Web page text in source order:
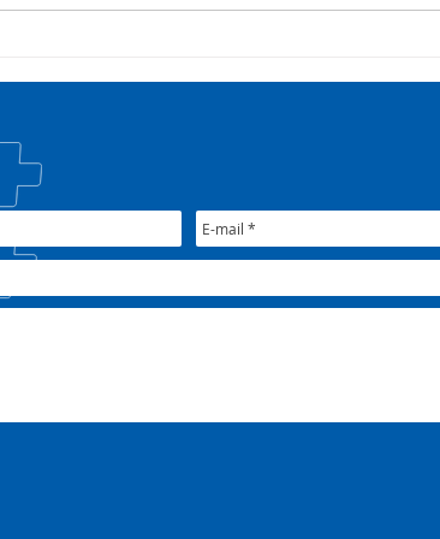
COSEMS/RS reúne gestores
junto ao XXXIX Congresso
Nacional do CONASEMS